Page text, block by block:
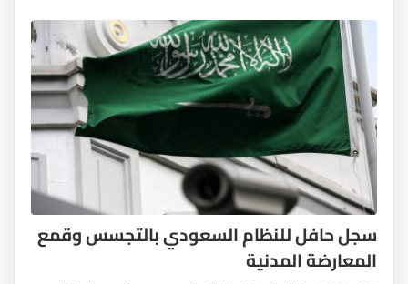
سجل حافل للنظام السعودي بالتجسس وقمع
المعارضة المدنية